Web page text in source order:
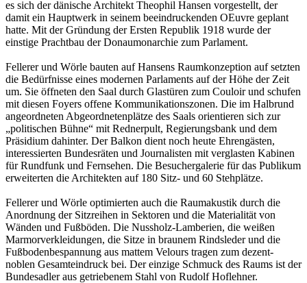
es sich der dänische Architekt Theophil Hansen vorgestellt, der
damit ein Hauptwerk in seinem beeindruckenden OEuvre geplant
hatte. Mit der Gründung der Ersten Republik 1918 wurde der
einstige Prachtbau der Donaumonarchie zum Parlament.
Fellerer und Wörle bauten auf Hansens Raumkonzeption auf setzten
die Bedürfnisse eines modernen Parlaments auf der Höhe der Zeit
um. Sie öffneten den Saal durch Glastüren zum Couloir und schufen
mit diesen Foyers offene Kommunikationszonen. Die im Halbrund
angeordneten Abgeordnetenplätze des Saals orientieren sich zur
„politischen Bühne“ mit Rednerpult, Regierungsbank und dem
Präsidium dahinter. Der Balkon dient noch heute Ehrengästen,
interessierten Bundesräten und Journalisten mit verglasten Kabinen
für Rundfunk und Fernsehen. Die Besuchergalerie für das Publikum
erweiterten die Architekten auf 180 Sitz- und 60 Stehplätze.
Fellerer und Wörle optimierten auch die Raumakustik durch die
Anordnung der Sitzreihen in Sektoren und die Materialität von
Wänden und Fußböden. Die Nussholz-Lamberien, die weißen
Marmorverkleidungen, die Sitze in braunem Rindsleder und die
Fußbodenbespannung aus mattem Velours tragen zum dezent-
noblen Gesamteindruck bei. Der einzige Schmuck des Raums ist der
Bundesadler aus getriebenem Stahl von Rudolf Hoflehner.